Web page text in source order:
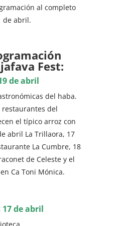
al completo
de abril.
Fest:
de abril
del haba.
restaurantes del
el típico arroz con
abril La Trillaora, 17
La Cumbre, 18
de Celeste y el
Ca Toni Mónica.
de abril